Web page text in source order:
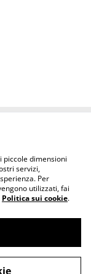
Policy
& Diamond
piccole dimensioni
servizi,
Per
utilizzati, fai
Politica sui cookie.